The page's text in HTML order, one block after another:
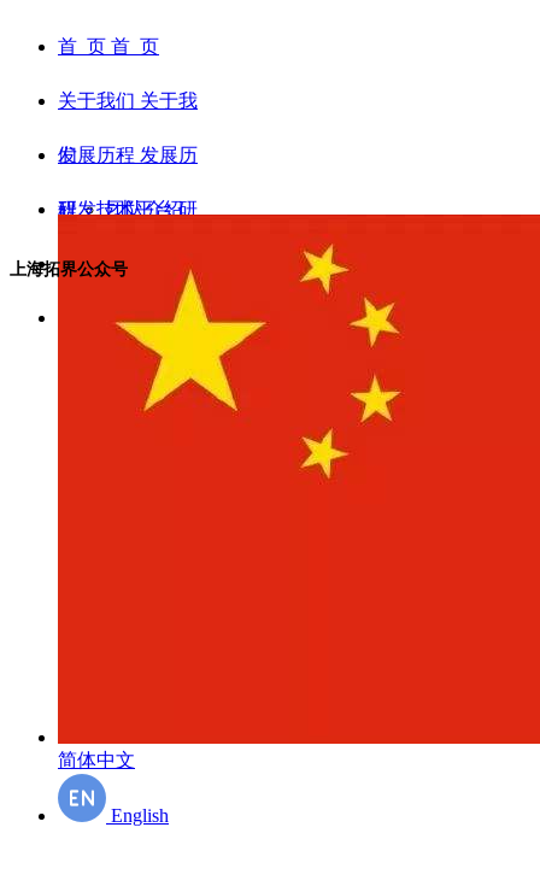
首 页 首 页
关于我们 关于我
们
团队介绍
企业文化
发展历程 发展历
程
2025年
2024年
2023年
研发技术平台 研
发技术平台
研发管线 研发管
招贤纳士 招贤纳
简体中文
English
上海拓界公众号